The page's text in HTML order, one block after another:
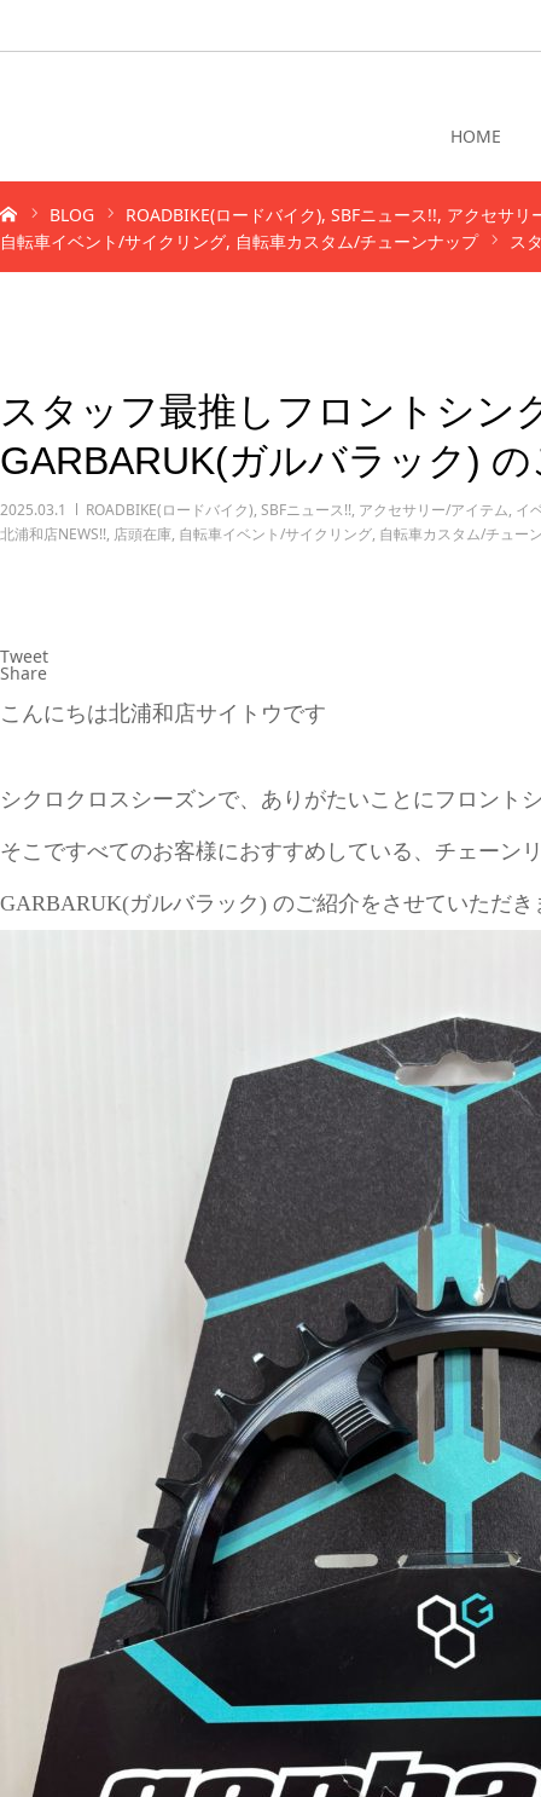
HOME
BLOG ROADBIKE(ロードバイク) SBFニュース!! アクセサリ
自転車イベント/サイクリング 自転車カスタム/チューンナップ ス
スタッフ最推しフロントシン
GARBARUK(ガルバラック)
2025.03.1 ROADBIKE(ロードバイク), SBFニュース!!, アクセサリー/アイテム, イ
北浦和店NEWS!!, 店頭在庫, 自転車イベント/サイクリング, 自転車カスタム/チュー
Tweet
Share
こんにちは北浦和店サイトウです
シクロクロスシーズンで、ありがたいことにフロント
そこですべてのお客様におすすめしている、チェーン
GARBARUK(ガルバラック) のご紹介をさせていただき